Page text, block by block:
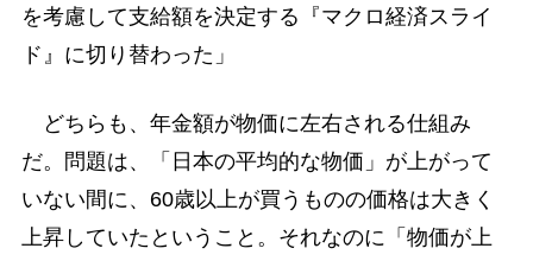
を考慮して支給額を決定する『マクロ経済スライ
ド』に切り替わった」
どちらも、年金額が物価に左右される仕組み
だ。問題は、「日本の平均的な物価」が上がって
いない間に、60歳以上が買うものの価格は大きく
上昇していたということ。それなのに「物価が上